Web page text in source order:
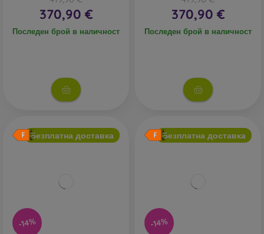
370,90 €
Последен брой в наличност
370,90 €
Последен брой в наличност
-14%
Безплатна доставка
-14%
Безплатна доставка